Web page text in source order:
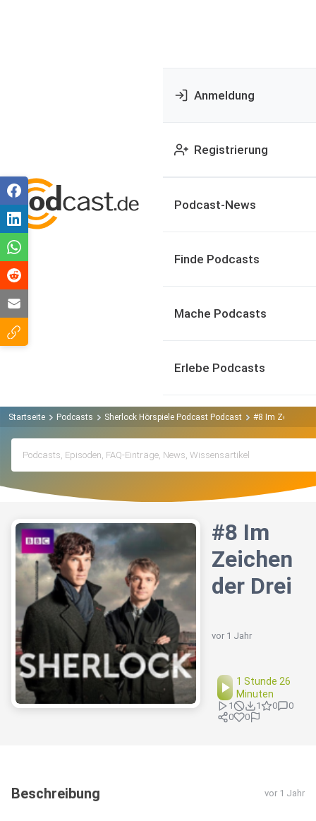
Anmeldung
Registrierung
Podcast-News
Finde Podcasts
Mache Podcasts
Erlebe Podcasts
Startseite Podcasts Sherlock Hörspiele Podcast Podcast #8 Im Zeichen
#8 Im
Zeichen
der Drei
vor 1 Jahr
1 Stunde 26
Minuten
1 1 0
0
0
0
Beschreibung vor 1 Jahr